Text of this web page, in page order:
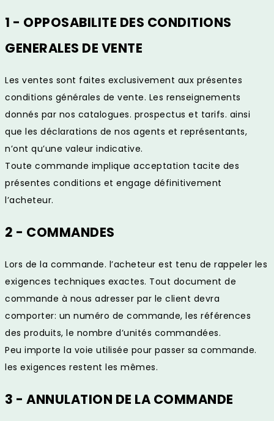
1 - OPPOSABILITE DES CONDITIONS
GENERALES DE VENTE
Les ventes sont faites exclusivement aux présentes
conditions générales de vente. Les renseignements
donnés par nos catalogues. prospectus et tarifs. ainsi
que les déclarations de nos agents et représentants,
n’ont qu’une valeur indicative.
Toute commande implique acceptation tacite des
présentes conditions et engage définitivement
l’acheteur.
2 - COMMANDES
Lors de la commande. l’acheteur est tenu de rappeler les
exigences techniques exactes. Tout document de
commande à nous adresser par le client devra
comporter: un numéro de commande, les références
des produits, le nombre d’unités commandées.
Peu importe la voie utilisée pour passer sa commande.
les exigences restent les mêmes.
3 - ANNULATION DE LA COMMANDE